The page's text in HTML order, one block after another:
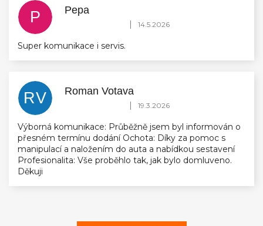
P Pepa
Hodnocení obchodu je 5 z 5 hvězdiček.
| 14.5.2026
Super komunikace i servis.
RV Roman Votava
Hodnocení obchodu je 5 z 5 hvězdiček.
| 19.3.2026
Výborná komunikace: Průběžně jsem byl informován o
přesném termínu dodání Ochota: Díky za pomoc s
manipulací a naložením do auta a nabídkou sestavení
Profesionalita: Vše proběhlo tak, jak bylo domluveno.
Děkuji